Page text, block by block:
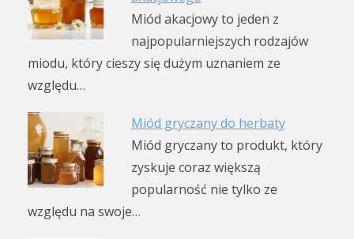
Miód akacjowy to jeden z
najpopularniejszych rodzajów
miodu, który cieszy się dużym uznaniem ze
względu…
Miód gryczany do herbaty
Miód gryczany to produkt, który
zyskuje coraz większą
popularność nie tylko ze
względu na swoje…